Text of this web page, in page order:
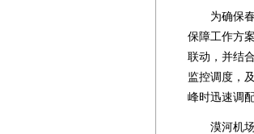
为确保春
保障工作方
联动，并结
监控调度，
峰时迅速调
漠河机场